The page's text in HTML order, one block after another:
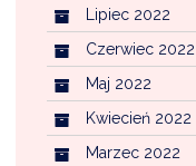
Lipiec 2022
Czerwiec 2022
Maj 2022
Kwiecień 2022
Marzec 2022